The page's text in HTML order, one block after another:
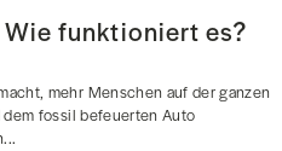
funktioniert es?
mehr Menschen auf der ganzen
dem fossil befeuerten Auto